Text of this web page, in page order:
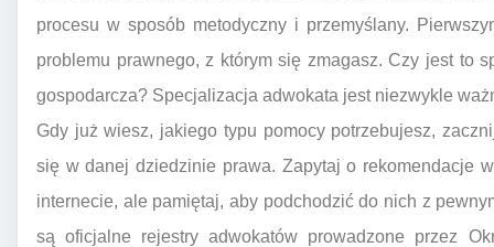
procesu w sposób metodyczny i przemyślany.
problemu prawnego, z którym się zmagasz. Czy jest to
gospodarcza? Specjalizacja adwokata jest niezwykle
Gdy już wiesz, jakiego typu pomocy potrzebujesz,
się w danej dziedzinie prawa. Zapytaj o rekomendacje
internecie, ale pamiętaj, aby podchodzić do nich z
są oficjalne rejestry adwokatów prowadzone przez